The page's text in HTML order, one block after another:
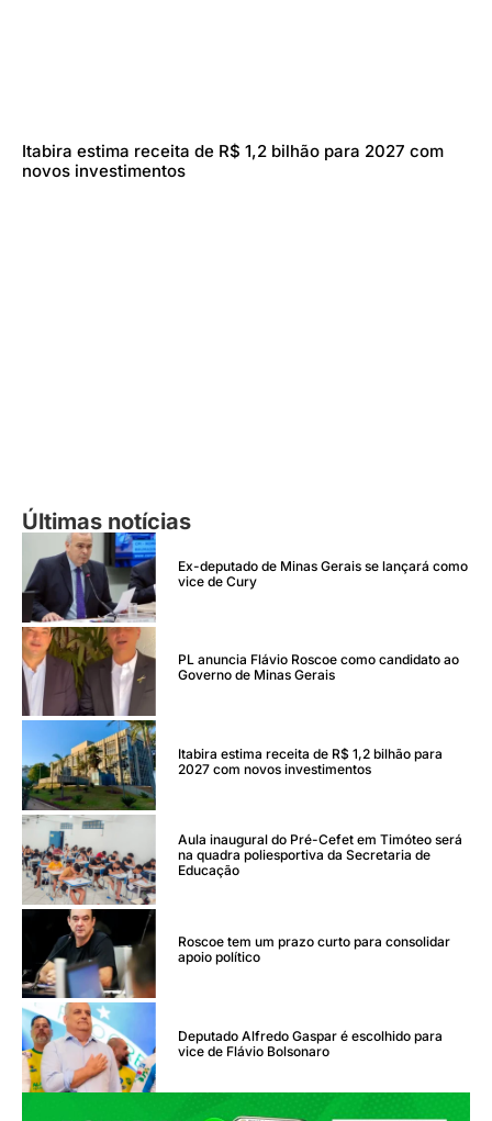
Itabira estima receita de R$ 1,2 bilhão para 2027 com
novos investimentos
Últimas notícias
Ex-deputado de Minas Gerais se lançará como
vice de Cury
PL anuncia Flávio Roscoe como candidato ao
Governo de Minas Gerais
Itabira estima receita de R$ 1,2 bilhão para
2027 com novos investimentos
Aula inaugural do Pré-Cefet em Timóteo será
na quadra poliesportiva da Secretaria de
Educação
Roscoe tem um prazo curto para consolidar
apoio político
Deputado Alfredo Gaspar é escolhido para
vice de Flávio Bolsonaro